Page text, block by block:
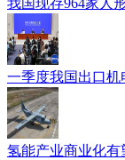
我国现存964家人
一季度我国出口机
氢能产业商业化